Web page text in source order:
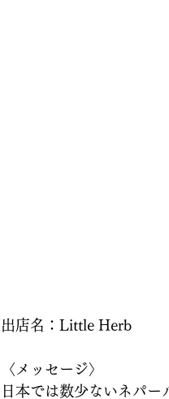
出店名：Little Herb
〈メッセージ〉
日本では数少ないネパ